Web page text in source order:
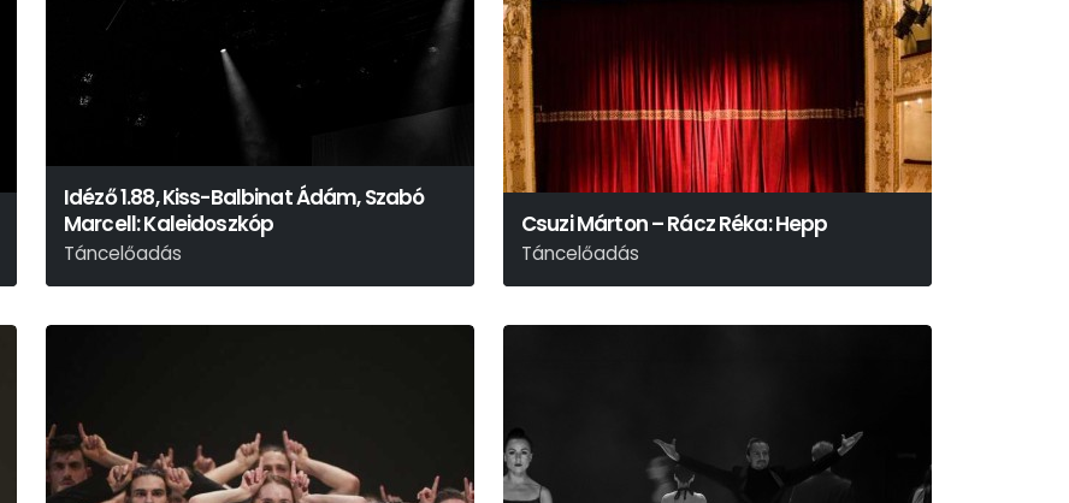
Idéző 1.88, Kiss-Balbinat Ádám, Szabó
Marcell: Kaleidoszkóp
Táncelőadás
Csuzi Márton – Rácz Réka: Hepp
Táncelőadás